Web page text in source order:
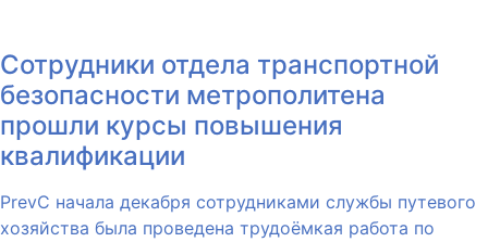
Сотрудники отдела транспортной
безопасности метрополитена
прошли курсы повышения
квалификации
PrevС начала декабря сотрудниками службы путевого
хозяйства была проведена трудоёмкая работа по